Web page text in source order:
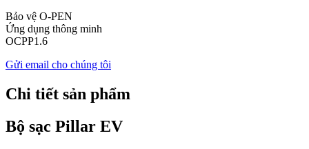
Bảo vệ O-PEN
Ứng dụng thông minh
OCPP1.6
Gửi email cho chúng tôi
Chi tiết sản phẩm
Bộ sạc Pillar EV